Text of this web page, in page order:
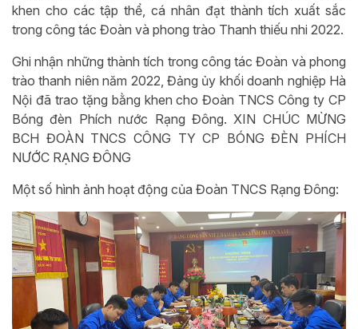
khen cho các tập thể, cá nhân đạt thành tích xuất sắc
trong công tác Đoàn và phong trào Thanh thiếu nhi 2022.
Ghi nhận những thành tích trong công tác Đoàn và phong
trào thanh niên năm 2022, Đảng ủy khối doanh nghiệp Hà
Nội đã trao tặng bằng khen cho Đoàn TNCS Công ty CP
Bóng đèn Phích nước Rạng Đông. XIN CHÚC MỪNG
BCH ĐOÀN TNCS CÔNG TY CP BÓNG ĐÈN PHÍCH
NƯỚC RẠNG ĐÔNG
Một số hình ảnh hoạt động của Đoàn TNCS Rạng Đông: